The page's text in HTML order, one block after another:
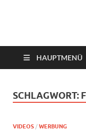
HAUPTMENÜ
SCHLAGWORT:
VIDEOS / WERBUNG